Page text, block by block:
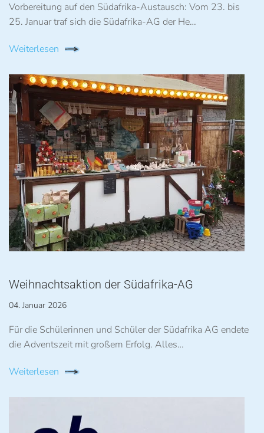
Vorbereitung auf den Südafrika-Austausch: Vom 23. bis
25. Januar traf sich die Südafrika-AG der He…
Weiterlesen
Weihnachtsaktion der Südafrika-AG
04. Januar 2026
Für die Schülerinnen und Schüler der Südafrika AG endete
die Adventszeit mit großem Erfolg. Alles…
Weiterlesen